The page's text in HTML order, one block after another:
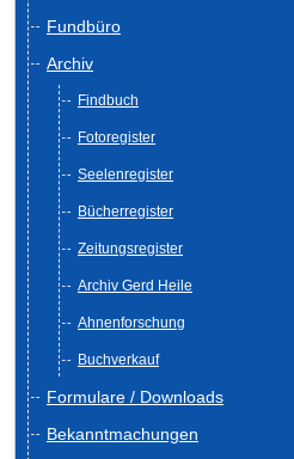
Fundbüro
Archiv
Findbuch
Fotoregister
Seelenregister
Bücherregister
Zeitungsregister
Archiv Gerd Heile
Ahnenforschung
Buchverkauf
Formulare / Downloads
Bekanntmachungen